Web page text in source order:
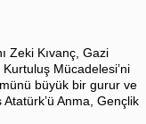
Zeki Kıvanç, Gazi
Mücadelesi’ni
büyük bir gurur ve
Atatürk’ü Anma, Gençlik